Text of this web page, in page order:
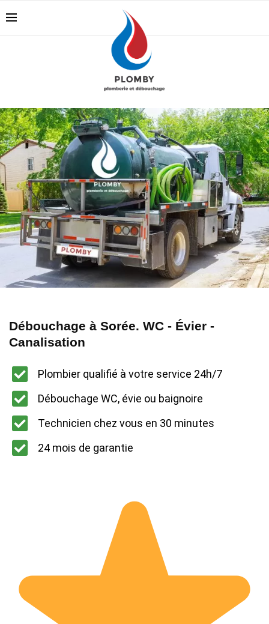
Débouchage à Sorée. WC - Évier -
Canalisation
Plombier qualifié à votre service 24h/7
Débouchage WC, évie ou baignoire
Technicien chez vous en 30 minutes
24 mois de garantie